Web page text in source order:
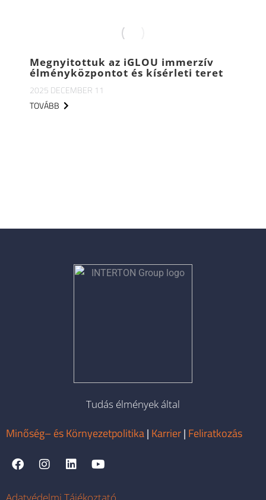
Megnyitottuk az iGLOU immerzív
élményközpontot és kísérleti teret
2025 DECEMBER 11
TOVÁBB
Tudás élmények által
Minőség– és Környezetpolitika| Karrier| Feliratkozás
Adatvédelmi Tájékoztató